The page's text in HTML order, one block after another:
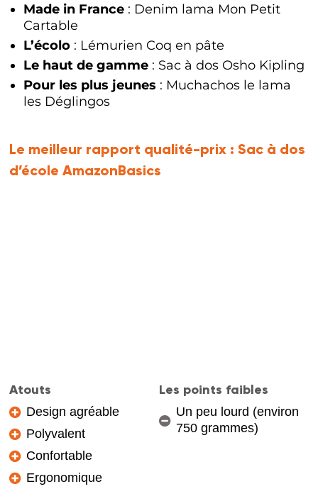
Made in France : Denim lama Mon Petit
Cartable
L’écolo : Lémurien Coq en pâte
Le haut de gamme : Sac à dos Osho Kipling
Pour les plus jeunes : Muchachos le lama
les Déglingos
Le meilleur rapport qualité-prix :Sac à dos
d’école AmazonBasics
Atouts
Design agréable
Polyvalent
Confortable
Ergonomique
Les points faibles
Un peu lourd (environ
750 grammes)